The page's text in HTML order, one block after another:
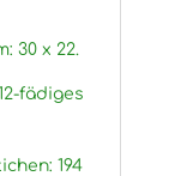
30 x 22.
fädiges
194